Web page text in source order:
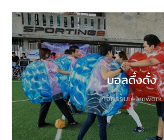
บอลดึ๋งดั๋ง
กิจกรรมteamwork